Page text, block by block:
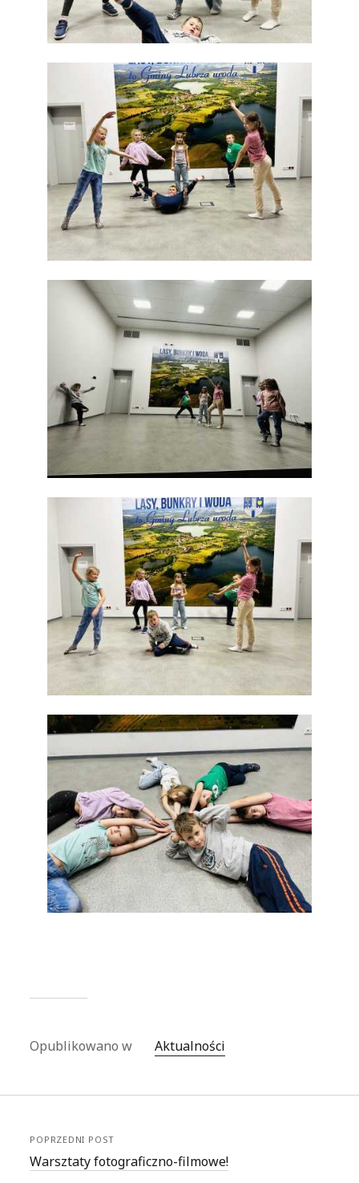
Opublikowano w Aktualności
POPRZEDNI POST
Warsztaty fotograficzno-filmowe!